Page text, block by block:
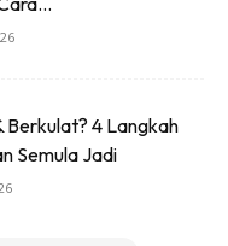
seterika anda
Berkulat? 4 Langkah
Semula Jadi